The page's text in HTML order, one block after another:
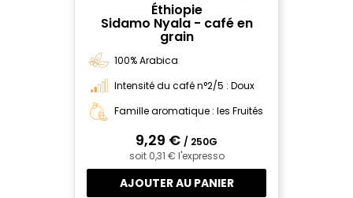
Éthiopie
Sidamo Nyala - café en
grain
100% Arabica
Intensité du café n°2/5 : Doux
Famille aromatique : les Fruités
9,29 € / 250G
soit 0,31 € l'expresso
AJOUTER AU PANIER